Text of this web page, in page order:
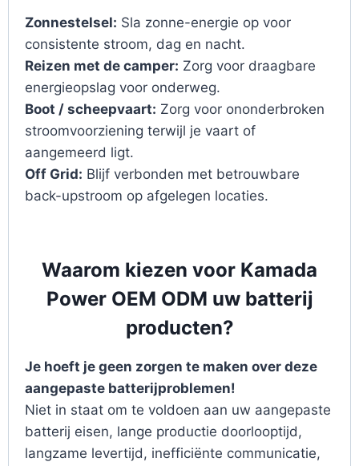
Zonnestelsel: Sla zonne-energie op voor
consistente stroom, dag en nacht.
Reizen met de camper: Zorg voor draagbare
energieopslag voor onderweg.
Boot / scheepvaart: Zorg voor ononderbroken
stroomvoorziening terwijl je vaart of
aangemeerd ligt.
Off Grid: Blijf verbonden met betrouwbare
back-upstroom op afgelegen locaties.
Waarom kiezen voor Kamada
Power OEM ODM uw batterij
producten?
Je hoeft je geen zorgen te maken over deze
aangepaste batterijproblemen!
Niet in staat om te voldoen aan uw aangepaste
batterij eisen, lange productie doorlooptijd,
langzame levertijd, inefficiënte communicatie,